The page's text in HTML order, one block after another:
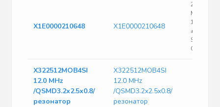
X1E0000210648 X1E0000210648
25MHz
Mount
18pF
±20ppm
Crystals
X322512MOB4SI
12.0 MHz
/QSMD3.2x2.5x0.8/
резонатор
X322512MOB4SI
12.0 MHz
/QSMD3.2x2.5x0.8/
резонатор